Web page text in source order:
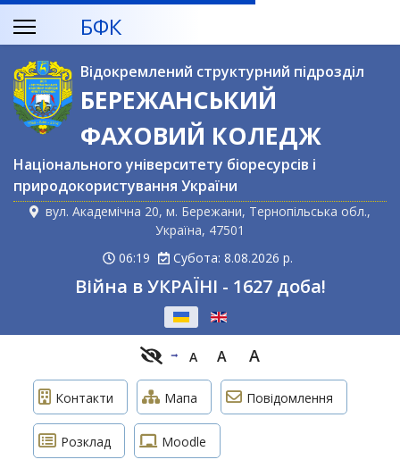
БФК
Відокремлений структурний підрозділ
БЕРЕЖАНСЬКИЙ
ФАХОВИЙ КОЛЕДЖ
Національного університету біоресурсів і
природокористування України
вул. Академічна 20, м. Бережани, Тернопільська обл.,
Україна, 47501
06:19
Субота: 8.08.2026 р.
Війна в УКРАЇНІ - 1627 доба!
A A A
Контакти Мапа Повідомлення
Розклад Moodle